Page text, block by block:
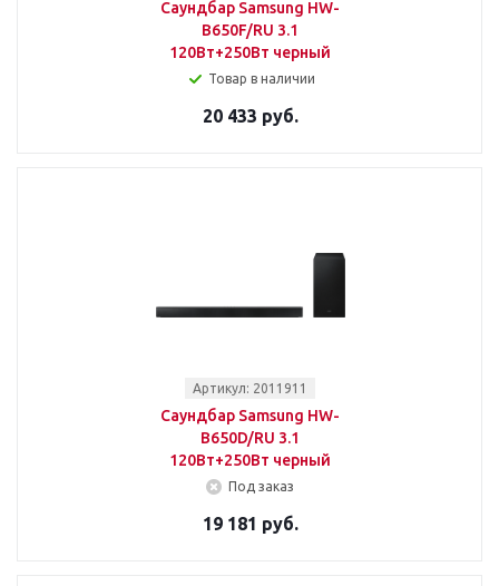
Саундбар Samsung HW-
B650F/RU 3.1
120Вт+250Вт черный
Товар в наличии
20 433 руб.
Артикул: 2011911
Саундбар Samsung HW-
B650D/RU 3.1
120Вт+250Вт черный
Под заказ
19 181 руб.